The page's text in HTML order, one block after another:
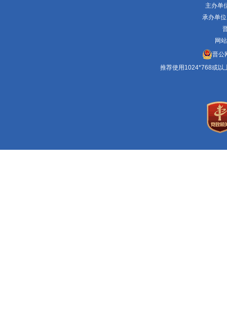
主办单
承办单
网
晋公
推荐使用1024*768或以